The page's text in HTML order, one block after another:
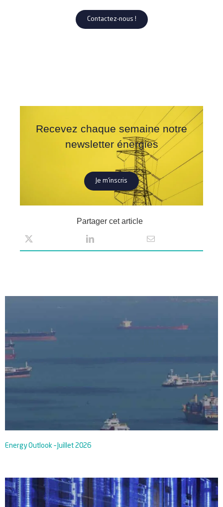
Contactez-nous !
Recevez chaque semaine notre
newsletter énergies
Je m’inscris
Partager cet article
Energy Outlook – Juillet 2026